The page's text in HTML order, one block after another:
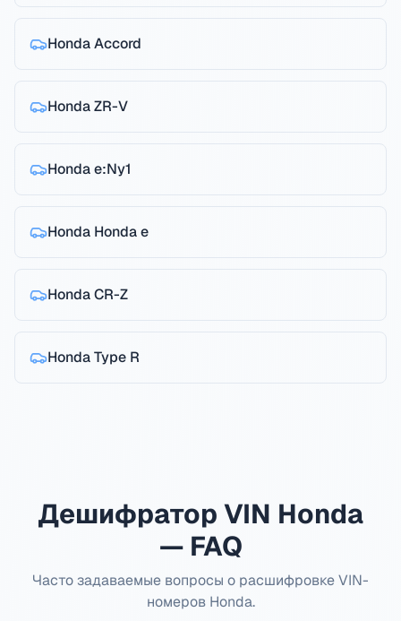
HondaAccord
HondaZR-V
Hondae:Ny1
Honda Honda e
HondaCR-Z
HondaType R
Дешифратор VIN Honda
— FAQ
Часто задаваемые вопросы о расшифровке VIN-
номеров Honda.